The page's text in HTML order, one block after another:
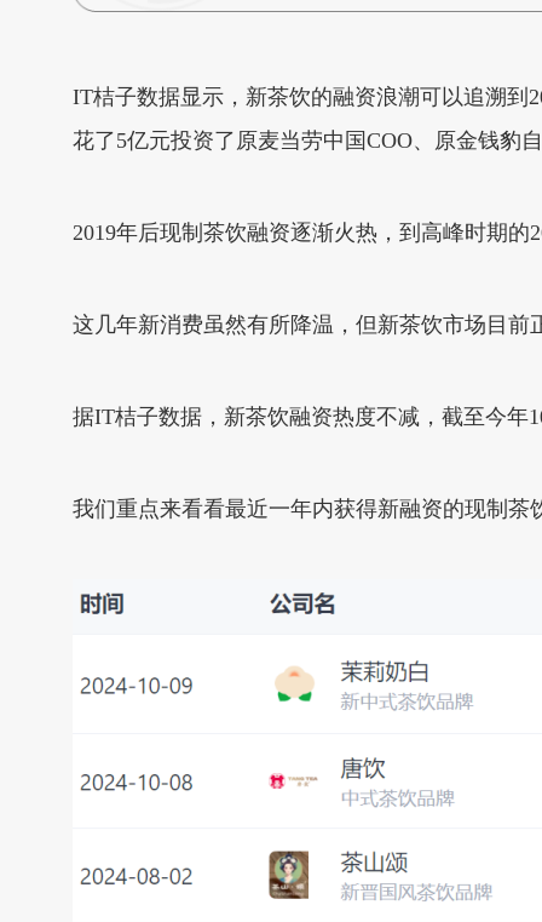
IT桔子数据显示，新茶饮的融资浪潮可以追溯到
花了5亿元投资了原麦当劳中国COO、原金钱豹
2019年后现制茶饮融资逐渐火热，到高峰时期
这几年新消费虽然有所降温，但新茶饮市场目
据IT桔子数据，新茶饮融资热度不减，截至今年
我们重点来看看最近一年内获得新融资的现制